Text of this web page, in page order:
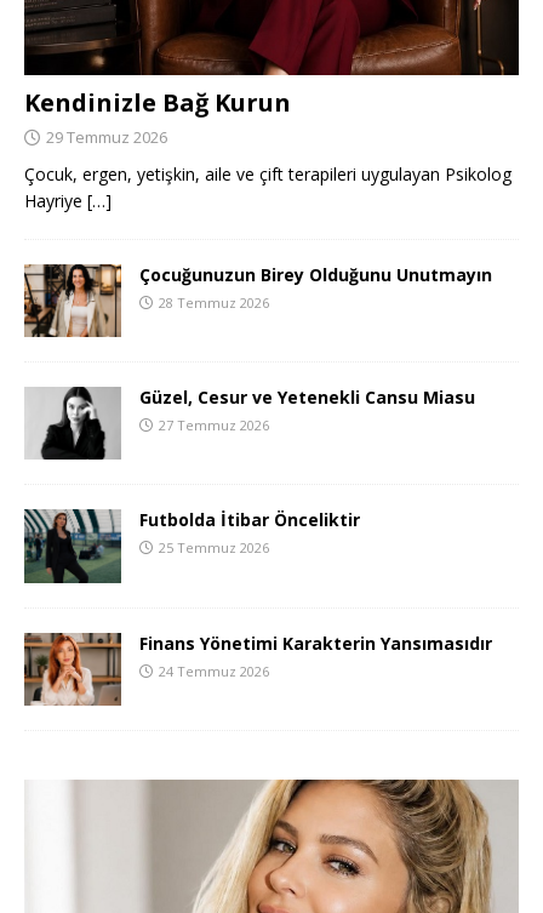
Kendinizle Bağ Kurun
29 Temmuz 2026
Çocuk, ergen, yetişkin, aile ve çift terapileri uygulayan Psikolog
Hayriye […]
Çocuğunuzun Birey Olduğunu Unutmayın
28 Temmuz 2026
Güzel, Cesur ve Yetenekli Cansu Miasu
27 Temmuz 2026
Futbolda İtibar Önceliktir
25 Temmuz 2026
Finans Yönetimi Karakterin Yansımasıdır
24 Temmuz 2026